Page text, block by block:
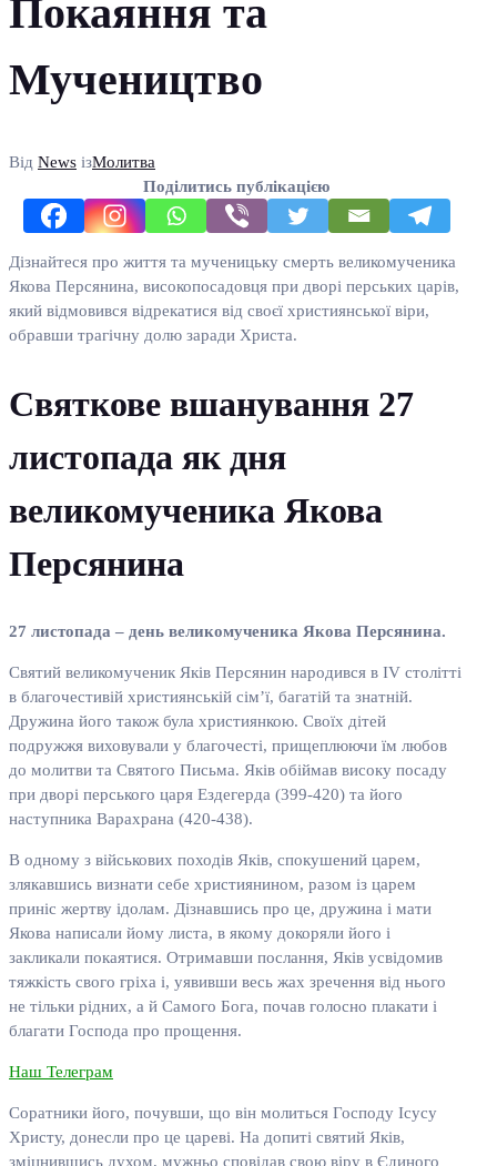
Покаяння та
Мучеництво
Від News ізМолитва
Поділитись публікацією
Дізнайтеся про життя та мученицьку смерть великомученика
Якова Персянина, високопосадовця при дворі перських царів,
який відмовився відрекатися від своєї християнської віри,
обравши трагічну долю заради Христа.
Святкове вшанування 27
листопада як дня
великомученика Якова
Персянина
27 листопада – день великомученика Якова Персянина.
Святий великомученик Яків Персянин народився в IV столітті
в благочестивій християнській сім’ї, багатій та знатній.
Дружина його також була християнкою. Своїх дітей
подружжя виховували у благочесті, прищеплюючи їм любов
до молитви та Святого Письма. Яків обіймав високу посаду
при дворі перського царя Ездегерда (399-420) та його
наступника Варахрана (420-438).
В одному з військових походів Яків, спокушений царем,
злякавшись визнати себе християнином, разом із царем
приніс жертву ідолам. Дізнавшись про це, дружина і мати
Якова написали йому листа, в якому докоряли його і
закликали покаятися. Отримавши послання, Яків усвідомив
тяжкість свого гріха і, уявивши весь жах зречення від нього
не тільки рідних, а й Самого Бога, почав голосно плакати і
благати Господа про прощення.
Наш Телеграм
Соратники його, почувши, що він молиться Господу Ісусу
Христу, донесли про це цареві. На допиті святий Яків,
зміцнившись духом, мужньо сповідав свою віру в Єдиного